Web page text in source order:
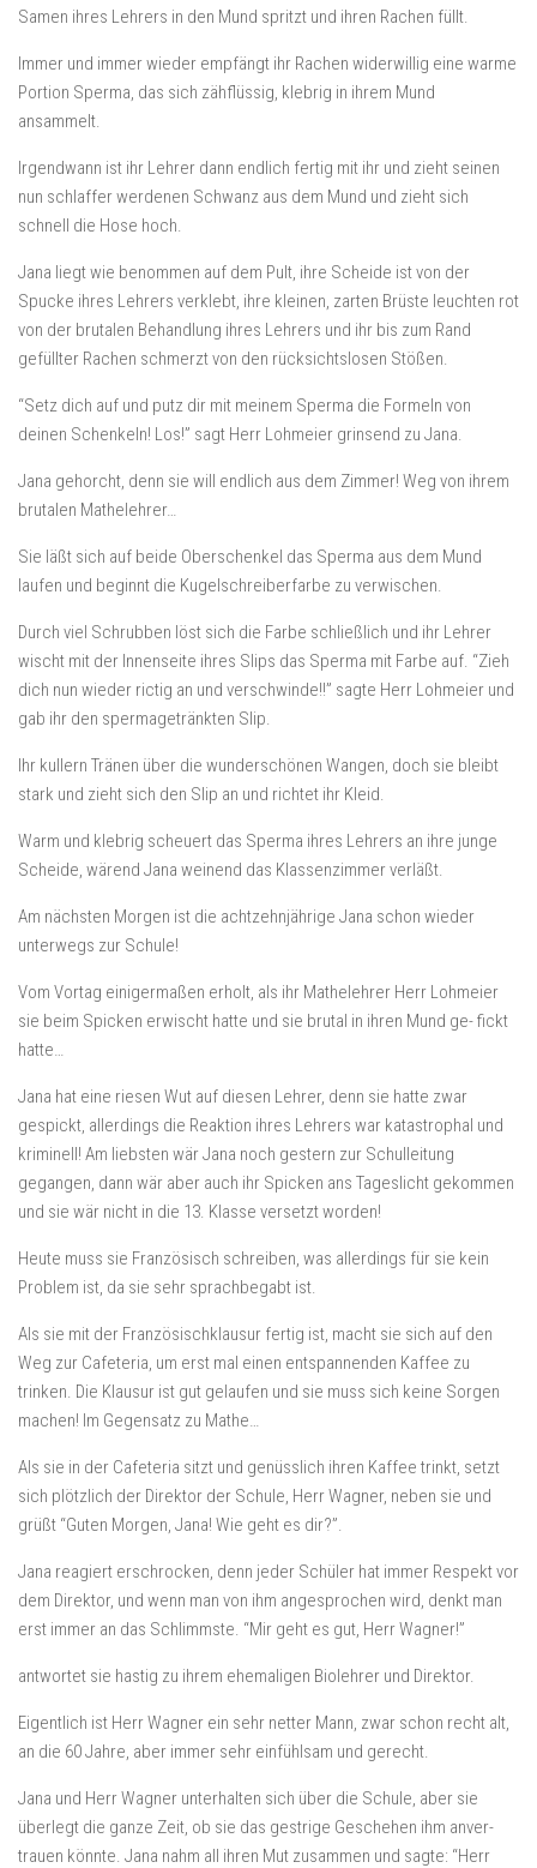
Samen ihres Lehrers in den Mund spritzt und ihren Rachen füllt.
Immer und immer wieder empfängt ihr Rachen widerwillig eine warme
Portion Sperma, das sich zähflüssig, klebrig in ihrem Mund
ansammelt.
Irgendwann ist ihr Lehrer dann endlich fertig mit ihr und zieht seinen
nun schlaffer werdenen Schwanz aus dem Mund und zieht sich
schnell die Hose hoch.
Jana liegt wie benommen auf dem Pult, ihre Scheide ist von der
Spucke ihres Lehrers verklebt, ihre kleinen, zarten Brüste leuchten rot
von der brutalen Behandlung ihres Lehrers und ihr bis zum Rand
gefüllter Rachen schmerzt von den rücksichtslosen Stößen.
“Setz dich auf und putz dir mit meinem Sperma die Formeln von
deinen Schenkeln! Los!” sagt Herr Lohmeier grinsend zu Jana.
Jana gehorcht, denn sie will endlich aus dem Zimmer! Weg von ihrem
brutalen Mathelehrer…
Sie läßt sich auf beide Oberschenkel das Sperma aus dem Mund
laufen und beginnt die Kugelschreiberfarbe zu verwischen.
Durch viel Schrubben löst sich die Farbe schließlich und ihr Lehrer
wischt mit der Innenseite ihres Slips das Sperma mit Farbe auf. “Zieh
dich nun wieder rictig an und verschwinde!!” sagte Herr Lohmeier und
gab ihr den spermagetränkten Slip.
Ihr kullern Tränen über die wunderschönen Wangen, doch sie bleibt
stark und zieht sich den Slip an und richtet ihr Kleid.
Warm und klebrig scheuert das Sperma ihres Lehrers an ihre junge
Scheide, wärend Jana weinend das Klassenzimmer verläßt.
Am nächsten Morgen ist die achtzehnjährige Jana schon wieder
unterwegs zur Schule!
Vom Vortag einigermaßen erholt, als ihr Mathelehrer Herr Lohmeier
sie beim Spicken erwischt hatte und sie brutal in ihren Mund ge- fickt
hatte…
Jana hat eine riesen Wut auf diesen Lehrer, denn sie hatte zwar
gespickt, allerdings die Reaktion ihres Lehrers war katastrophal und
kriminell! Am liebsten wär Jana noch gestern zur Schulleitung
gegangen, dann wär aber auch ihr Spicken ans Tageslicht gekommen
und sie wär nicht in die 13. Klasse versetzt worden!
Heute muss sie Französisch schreiben, was allerdings für sie kein
Problem ist, da sie sehr sprachbegabt ist.
Als sie mit der Französischklausur fertig ist, macht sie sich auf den
Weg zur Cafeteria, um erst mal einen entspannenden Kaffee zu
trinken. Die Klausur ist gut gelaufen und sie muss sich keine Sorgen
machen! Im Gegensatz zu Mathe…
Als sie in der Cafeteria sitzt und genüsslich ihren Kaffee trinkt, setzt
sich plötzlich der Direktor der Schule, Herr Wagner, neben sie und
grüßt “Guten Morgen, Jana! Wie geht es dir?”.
Jana reagiert erschrocken, denn jeder Schüler hat immer Respekt vor
dem Direktor, und wenn man von ihm angesprochen wird, denkt man
erst immer an das Schlimmste. “Mir geht es gut, Herr Wagner!”
antwortet sie hastig zu ihrem ehemaligen Biolehrer und Direktor.
Eigentlich ist Herr Wagner ein sehr netter Mann, zwar schon recht alt,
an die 60 Jahre, aber immer sehr einfühlsam und gerecht.
Jana und Herr Wagner unterhalten sich über die Schule, aber sie
überlegt die ganze Zeit, ob sie das gestrige Geschehen ihm anver-
trauen könnte. Jana nahm all ihren Mut zusammen und sagte: “Herr